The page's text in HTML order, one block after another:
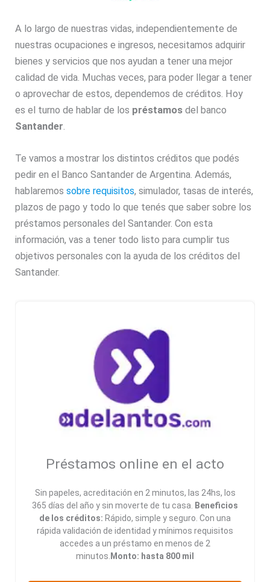
A lo largo de nuestras vidas, independientemente de
nuestras ocupaciones e ingresos, necesitamos adquirir
bienes y servicios que nos ayudan a tener una mejor
calidad de vida. Muchas veces, para poder llegar a tener
o aprovechar de estos, dependemos de créditos. Hoy
es el turno de hablar de los préstamos del banco
Santander
Te vamos a mostrar los distintos créditos que podés
pedir en el Banco Santander de Argentina. Además,
hablaremossobre requisitos, simulador, tasas de interés,
plazos de pago y todo lo que tenés que saber sobre los
préstamos personales del Santander. Con esta
información, vas a tener todo listo para cumplir tus
objetivos personales con la ayuda de los créditos del
Santander.
Préstamos online en el acto
Sin papeles, acreditación en 2 minutos, las 24hs, los
365 días del año y sin moverte de tu casa. Beneficios
de los créditos: Rápido, simple y seguro. Con una
rápida validación de identidad y mínimos requisitos
accedes a un préstamo en menos de 2
minutos. Monto: hasta 800 mil